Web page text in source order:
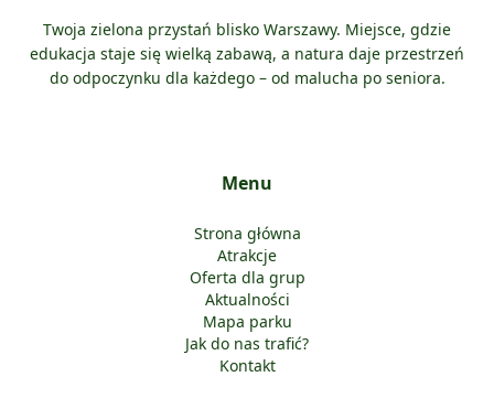
Twoja zielona przystań blisko Warszawy. Miejsce, gdzie
edukacja staje się wielką zabawą, a natura daje przestrzeń
do odpoczynku dla każdego – od malucha po seniora.
Menu
Strona główna
Atrakcje
Oferta dla grup
Aktualności
Mapa parku
Jak do nas trafić?
Kontakt